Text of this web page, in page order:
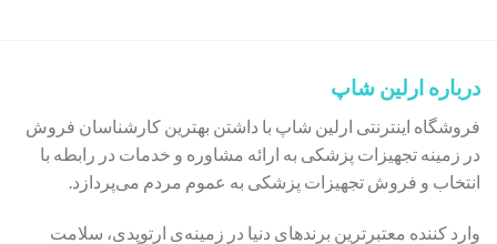
درباره ارلین شاپ
فروشگاه اینترنتی ارلین شاپ با داشتن بهترین کارشناسان فروش
در زمینه تجهیزات پزشکی به ارائه مشاوره و خدمات در رابطه با
انتخاب و فروش تجهیزات پزشکی به عموم مردم می‌پردازد.
وارد کننده معتبرترین برندهای دنیا در زمینه‌ی ارتوپدی، سلامت